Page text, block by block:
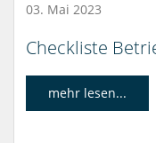
03. Mai 2023
Checkliste
mehr lesen...